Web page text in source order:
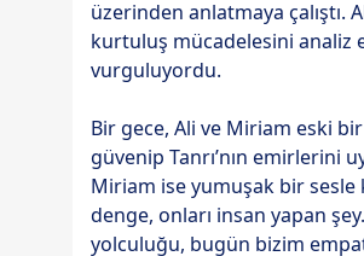
üzerinden anlatmaya çalıştı.
kurtuluş mücadelesini analiz
vurguluyordu.
Bir gece, Ali ve Miriam eski
güvenip Tanrı’nın emirlerini
Miriam ise yumuşak bir sesle
denge, onları insan yapan
yolculuğu, bugün bizim